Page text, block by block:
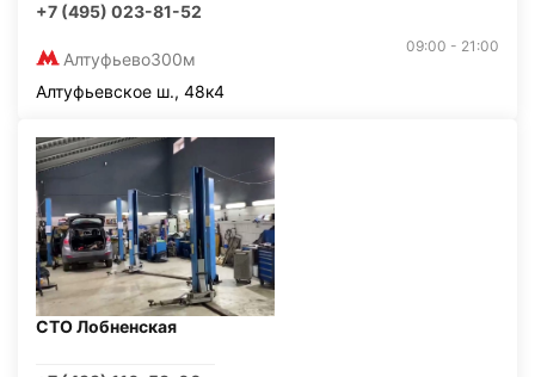
+7 (495) 023-81-52
Алтуфьево300м
09:00 - 21:00
Алтуфьевское ш., 48к4
СТО Лобненская